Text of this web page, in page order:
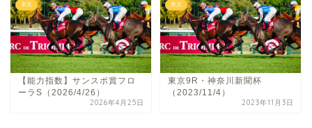
東京
【能力指数】サンスポ賞フロ
ーラS（2026/4/26）
2026年4月25日
東京
東京9R・神奈川新聞杯
（2023/11/4）
2023年11月3日